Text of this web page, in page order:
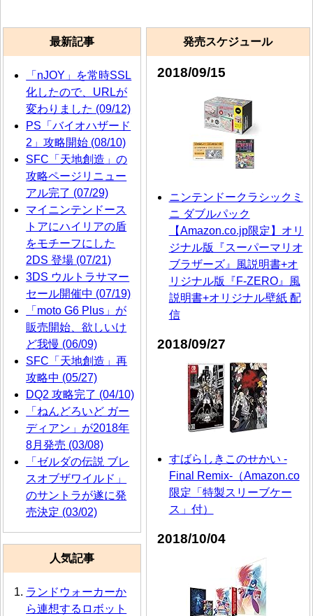
最新記事
「nJOY」を常時SSL
化したので、URLが
変わりました (09/12)
PS「バイオハザード
2」攻略開始 (08/10)
SFC「天地創造」の
攻略ページリニュー
アル完了 (07/29)
マイニンテンドース
トアにハイリアの盾
をモチーフにした
2DS 登場 (07/21)
3DS ウルトラサマー
セール開催中 (07/19)
「moto G6 Plus」が
販売開始、欲しいけ
ど我慢 (06/09)
SFC「天地創造」再
攻略中 (05/27)
DQ2 攻略完了 (04/10)
「ねんどろいど ガー
ディアン」が2018年
8月発売 (03/08)
「ゼルダの伝説 ブレ
スオブザワイルド」
のサントラが遂に発
売決定 (03/02)
人気記事
ランドウォーカーか
ら連想するロボット
発売スケジュール
2018/09/15
ニンテンドークラシックミ
ニ ダブルパック
【Amazon.co.jp限定】オリ
ジナル版『スーパーマリオ
ブラザーズ』風説明書+オ
リジナル版『F-ZERO』風
説明書+オリジナル壁紙 配
信
2018/09/27
すばらしきこのせかい -
Final Remix-（Amazon.co
限定「特製スリーブケー
ス」付）
2018/10/04